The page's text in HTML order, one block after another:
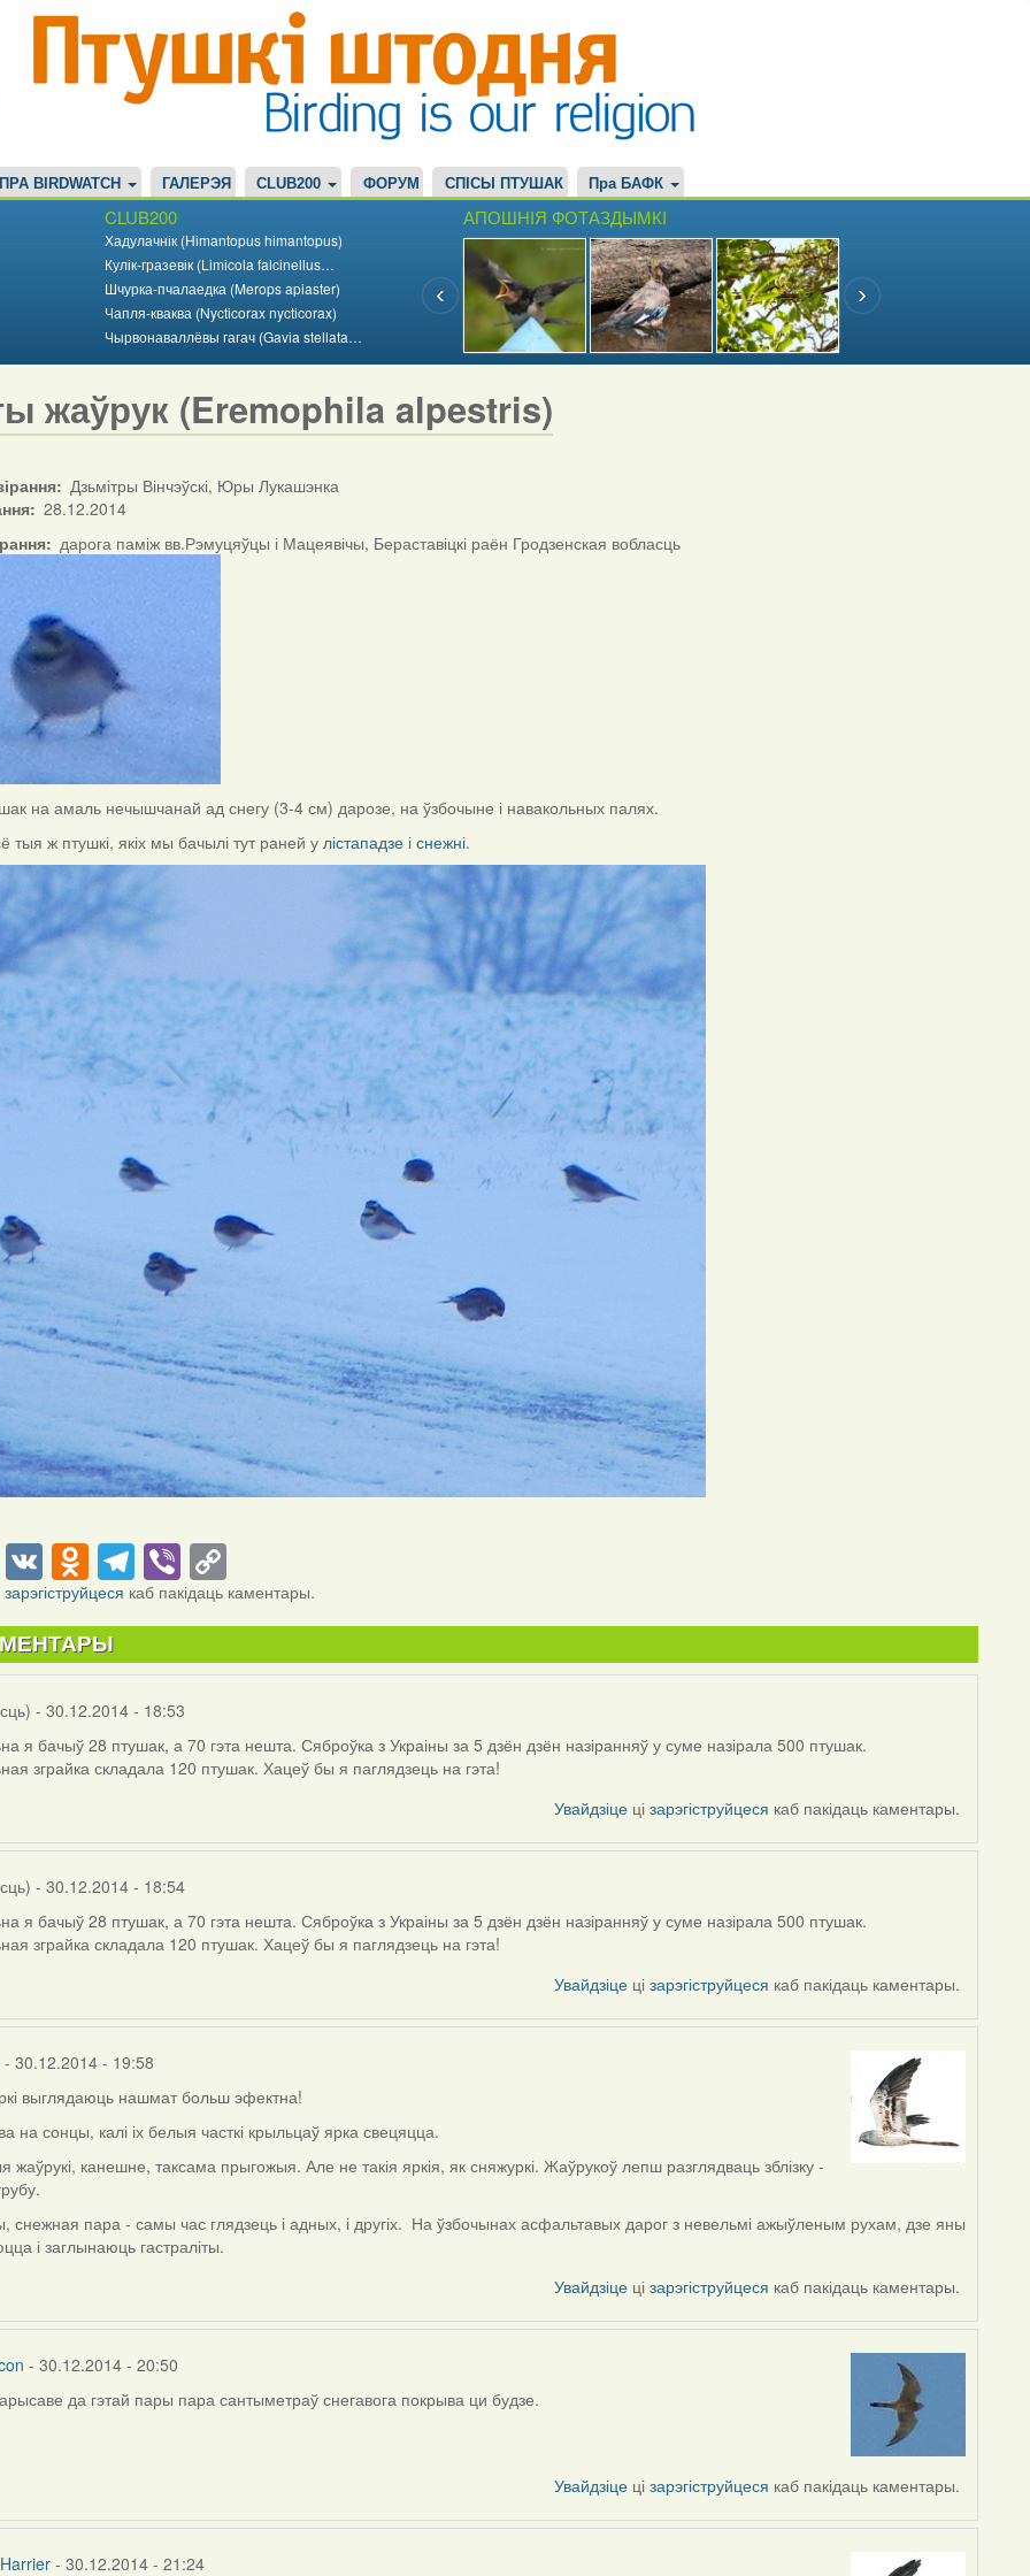
ПРА BIRDWATCH ГАЛЕРЭЯ CLUB200 ФОРУМ СПІСЫ ПТУШАК Пра БАФК
CLUB200
Хадулачнік (Himantopus himantopus)
Кулік-гразевік (Limicola falcinellus…
Шчурка-пчалаедка (Merops apiaster)
Чапля-кваква (Nycticorax nycticorax)
Чырвонаваллёвы гагач (Gavia stellata…
АПОШНІЯ ФОТАЗДЫМКІ
жаўрук (Eremophila alpestris)
Дзьмітры Вінчэўскі, Юры Лукашэнка
28.12.2014
дарога паміж вв.Рэмуцяўцы і Мацеявічы, Бераставіцкі раён Гродзенская вобласць
на амаль нечышчанай ад снегу (3-4 см) дарозе, на ўзбочыне і навакольных палях.
тыя ж птушкі, якіх мы бачылі тут раней улістападзе існежні.
Twitter
VKOdnoklassniki
Telegram
Viber
Link
зарэгіструйцеся каб пакідаць каментары.
- 30.12.2014 - 18:53
я бачыў 28 птушак, а 70 гэта нешта. Сяброўка з Украіны за 5 дзён дзён назіранняў у суме назірала 500 птушак.
зграйка складала 120 птушак. Хацеў бы я паглядзець на гэта!
Увайдзіце цізарэгіструйцеся каб пакідаць каментары.
- 30.12.2014 - 18:54
я бачыў 28 птушак, а 70 гэта нешта. Сяброўка з Украіны за 5 дзён дзён назіранняў у суме назірала 500 птушак.
зграйка складала 120 птушак. Хацеў бы я паглядзець на гэта!
Увайдзіце цізарэгіструйцеся каб пакідаць каментары.
- 30.12.2014 - 19:58
выглядаюць нашмат больш эфектна!
на сонцы, калі іх белыя часткі крыльцаў ярка свецяцца.
жаўрукі, канешне, таксама прыгожыя. Але не такія яркія, як сняжуркі. Жаўрукоў лепш разглядваць зблізку -
снежная пара - самы час глядзець і адных, і другіх. На ўзбочынах асфальтавых дарог з невельмі ажыўленым рухам, дзе яны
і заглынаюць гастраліты.
Увайдзіце цізарэгіструйцеся каб пакідаць каментары.
- 30.12.2014 - 20:50
да гэтай пары пара сантыметраў снегавога покрыва ци будзе.
Увайдзіце цізарэгіструйцеся каб пакідаць каментары.
Harrier - 30.12.2014 - 21:24